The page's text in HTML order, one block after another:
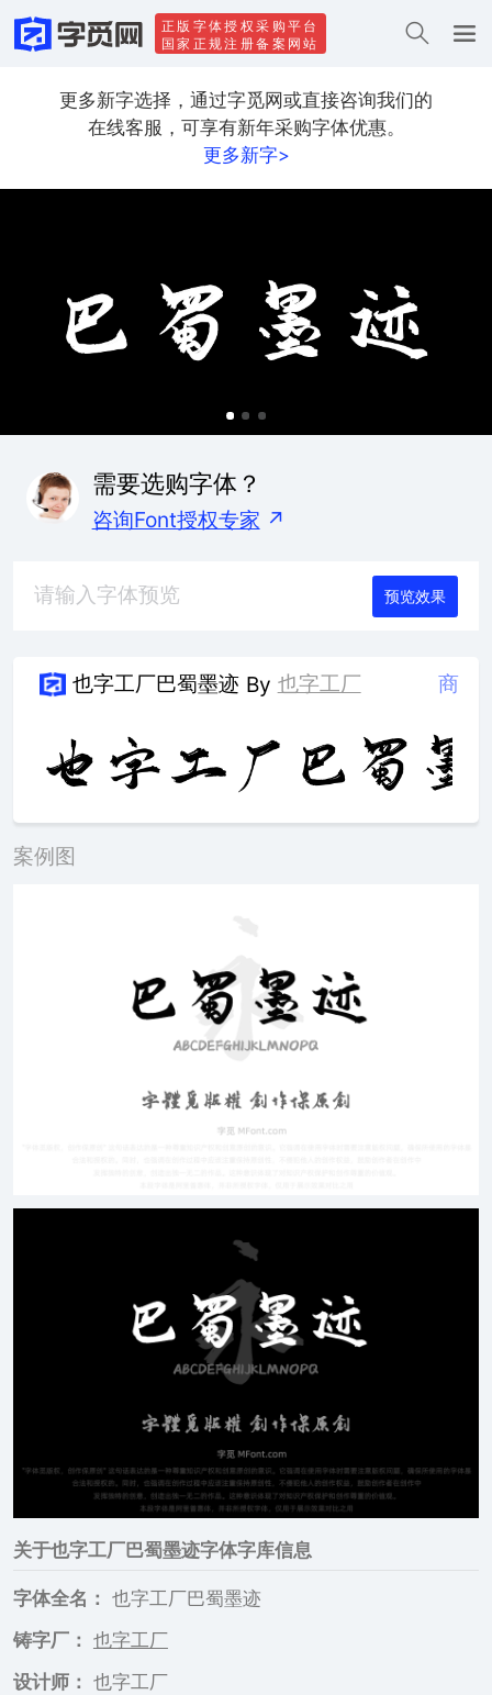
正版字体授权采购平台
国家正规注册备案网站
更多新字选择，通过字觅网或直接咨询我们的
在线客服，可享有新年采购字体优惠。
更多新字>
需要选购字体？
咨询Font授权专家 ↗
预览效果
也字工厂巴蜀墨迹 By 也字工厂 商
案例图
关于也字工厂巴蜀墨迹字体字库信息
字体全名： 也字工厂巴蜀墨迹
铸字厂： 也字工厂
设计师： 也字工厂